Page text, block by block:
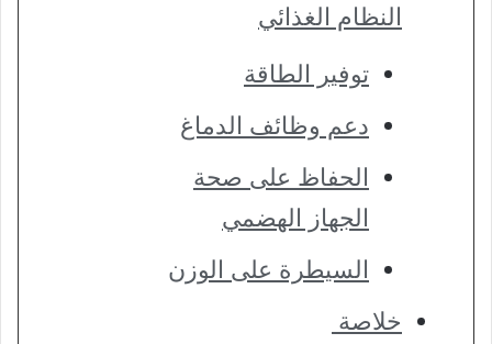
النظام الغذائي
توفير الطاقة
دعم وظائف الدماغ
الحفاظ على صحة
الجهاز الهضمي
السيطرة على الوزن
خلاصة